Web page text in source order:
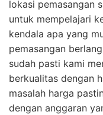
lokasi pemasangan
untuk mempelajari
kendala apa yang
pemasangan
sudah pasti kami
berkualitas dengan
masalah harga
dengan anggaran